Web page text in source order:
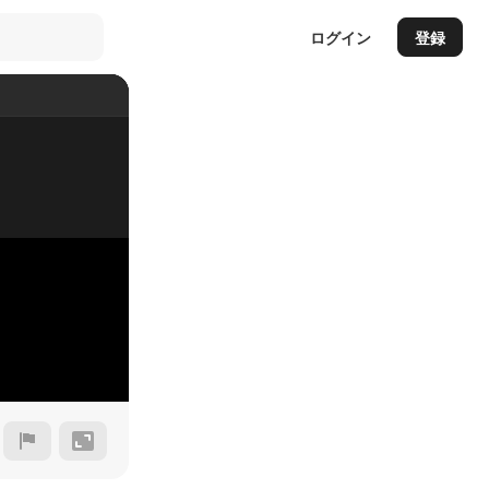
ログイン 登録